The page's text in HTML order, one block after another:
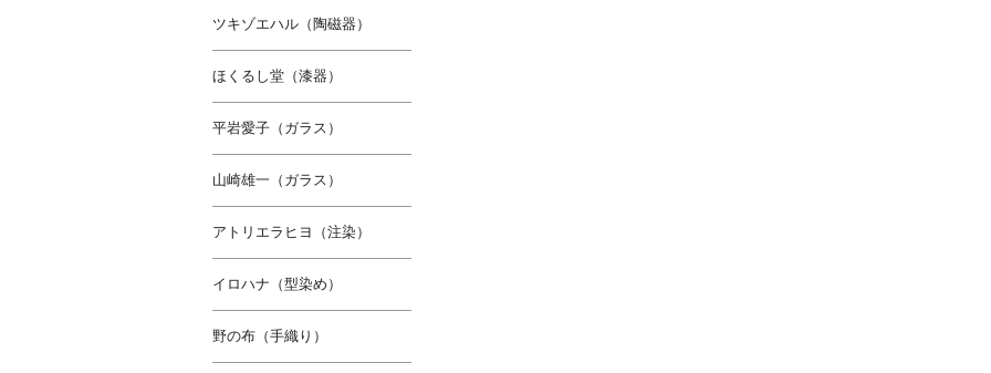
ツキゾエハル（陶磁器）
ほくるし堂（漆器）
平岩愛子（ガラス）
山崎雄一（ガラス）
アトリエラヒヨ（注染）
イロハナ（型染め）
野の布（手織り）